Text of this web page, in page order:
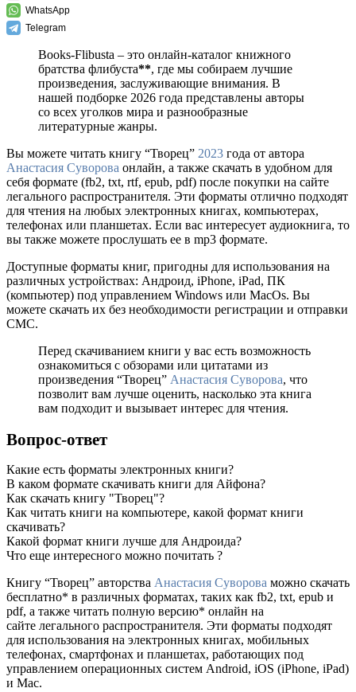
WhatsApp
Telegram
Books-Flibusta – это онлайн-каталог книжного
братства флибуста**, где мы собираем лучшие
произведения, заслуживающие внимания. В
нашей подборке 2026 года представлены авторы
со всех уголков мира и разнообразные
литературные жанры.
Вы можете читать книгу “Творец” 2023 года от автора
Анастасия Суворова онлайн, а также скачать в удобном для
себя формате (fb2, txt, rtf, epub, pdf) после покупки на сайте
легального распространителя. Эти форматы отлично подходят
для чтения на любых электронных книгах, компьютерах,
телефонах или планшетах. Если вас интересует аудиокнига, то
вы также можете прослушать ее в mp3 формате.
Доступные форматы книг, пригодны для использования на
различных устройствах: Андроид, iPhone, iPad, ПК
(компьютер) под управлением Windows или MacOs. Вы
можете скачать их без необходимости регистрации и отправки
СМС.
Перед скачиванием книги у вас есть возможность
ознакомиться с обзорами или цитатами из
произведения “Творец” Анастасия Суворова, что
позволит вам лучше оценить, насколько эта книга
вам подходит и вызывает интерес для чтения.
Вопрос-ответ
Какие есть форматы электронных книги?
В каком формате скачивать книги для Айфона?
Как скачать книгу "Творец"?
Как читать книги на компьютере, какой формат книги
скачивать?
Какой формат книги лучше для Андроида?
Что еще интересного можно почитать ?
Книгу “Творец” авторства Анастасия Суворова можно скачать
бесплатно* в различных форматах, таких как fb2, txt, epub и
pdf, а также читать полную версию* онлайн на
сайте легального распространителя. Эти форматы подходят
для использования на электронных книгах, мобильных
телефонах, смартфонах и планшетах, работающих под
управлением операционных систем Android, iOS (iPhone, iPad)
и Mac.